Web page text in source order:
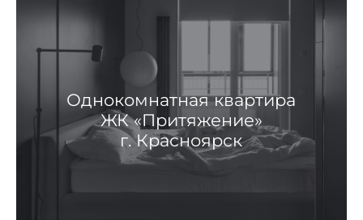
Однокомнатная квартира
ЖК «Притяжение»
г. Красноярск